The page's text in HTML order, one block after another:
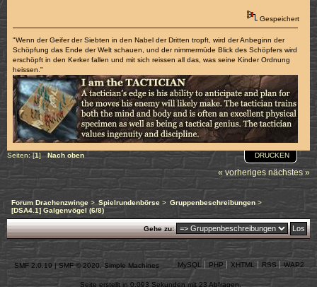
Gespeichert
"Wenn der Geifer der Siebten in den Nabel der Dritten tropft, wird der Anbeginn der
Schöpfung das Ende der Welt schauen, und der nimmermüde Blick des Schöpfers wird
erschöpft in den Kerker fallen und mit sich reissen all das, was seine Kinder Ordnung
heissen."
DRUCKEN
Seiten: [1]Nach oben
« vorheriges nächstes »
Forum Drachenzwinge > Spielrundenbörse> Gruppenbeschreibungen>
[DSA4.1] Galgenvögel (6/8)
Gehe zu:
SMF 2.0.19|SMF © 2020 Simple Machines MySQL PHP XHTML RSS WAP2
Seite erstellt in 0.093 Sekunden mit 23 Abfragen.